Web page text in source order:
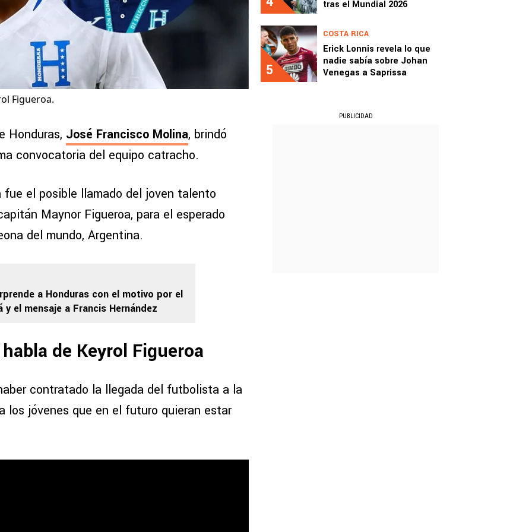
Figueroa.
Honduras, José Francisco Molina, brindó
convocatoria del equipo catracho.
el posible llamado del joven talento
Maynor Figueroa, para el esperado
del mundo, Argentina.
a Honduras con el motivo por el
y el mensaje a Francis Hernández
de Keyrol Figueroa
contratado la llegada del futbolista a la
los jóvenes que en el futuro quieran estar
tras el Mundial 2026
5
COSTA RICA
Erick Lonnis revela lo que
nadie sabía sobre Johan
Venegas a Saprissa
PUBLICIDAD